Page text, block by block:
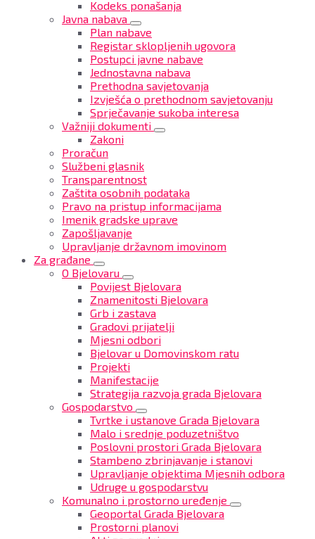
Kodeks ponašanja
Javna nabava
Plan nabave
Registar sklopljenih ugovora
Postupci javne nabave
Jednostavna nabava
Prethodna savjetovanja
Izvješća o prethodnom savjetovanju
Sprječavanje sukoba interesa
Važniji dokumenti
Zakoni
Proračun
Službeni glasnik
Transparentnost
Zaštita osobnih podataka
Pravo na pristup informacijama
Imenik gradske uprave
Zapošljavanje
Upravljanje državnom imovinom
Za građane
O Bjelovaru
Povijest Bjelovara
Znamenitosti Bjelovara
Grb i zastava
Gradovi prijatelji
Mjesni odbori
Bjelovar u Domovinskom ratu
Projekti
Manifestacije
Strategija razvoja grada Bjelovara
Gospodarstvo
Tvrtke i ustanove Grada Bjelovara
Malo i srednje poduzetništvo
Poslovni prostori Grada Bjelovara
Stambeno zbrinjavanje i stanovi
Upravljanje objektima Mjesnih odbora
Udruge u gospodarstvu
Komunalno i prostorno uređenje
Geoportal Grada Bjelovara
Prostorni planovi